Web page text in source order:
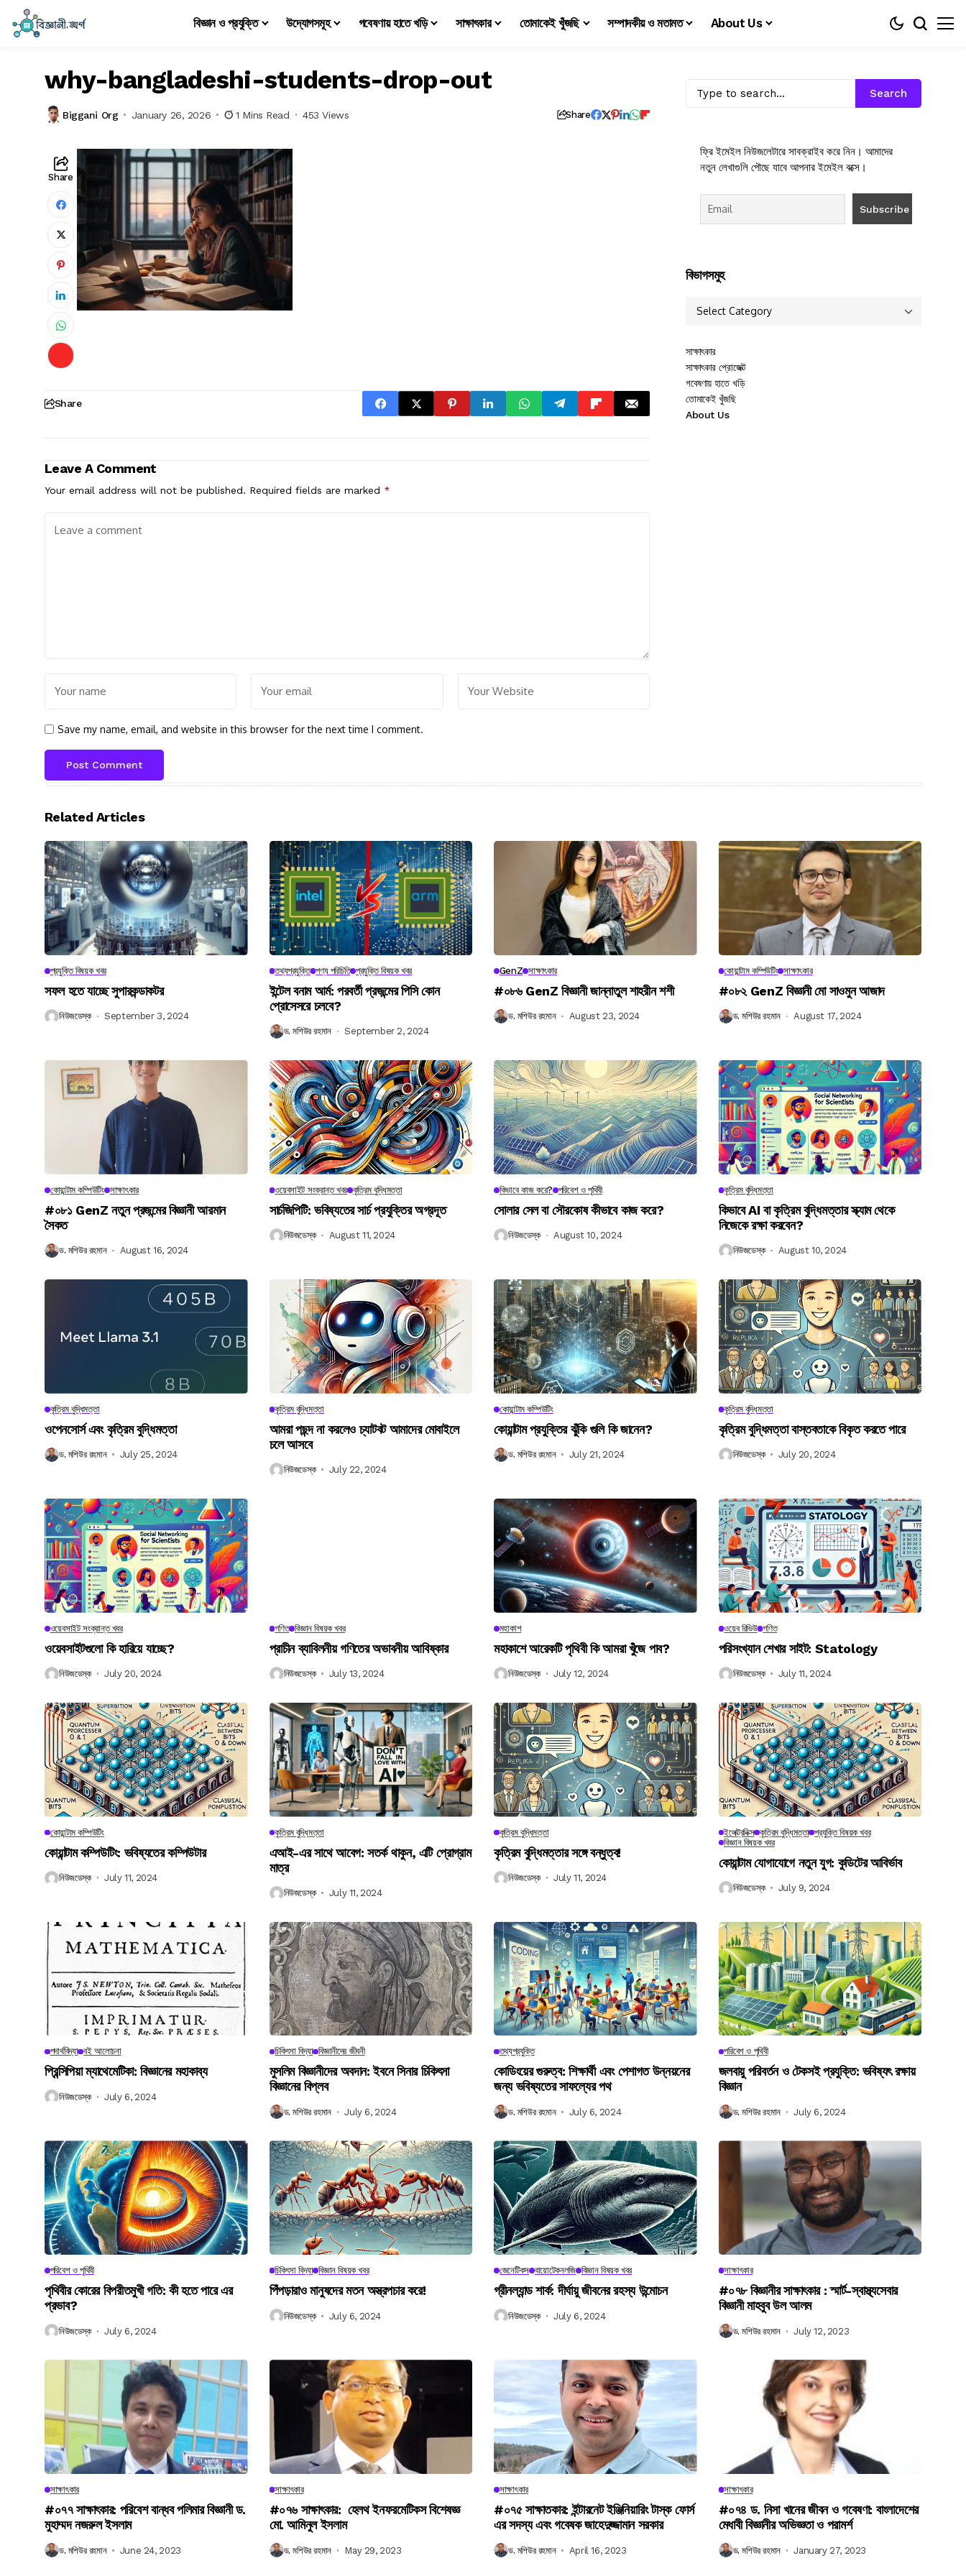
বিজ্ঞান ও প্রযুক্তি উদ্যোগসমূহ গবেষণায় হাতে খড়ি সাক্ষাৎকার তোমাকেই খুঁজছি সম্পাদকীয় ও মতামত About Us
why-bangladeshi-students-drop-out
Biggani Org January 26, 2026 1 Mins Read 453 Views Share
Share
Share
Leave A Comment
Your email address will not be published. Required fields are marked *
Save my name, email, and website in this browser for the next time I comment.
Search
ফ্রি ইমেইল নিউজলেটারে সাবক্রাইব করে নিন। আমাদের
নতুন লেখাগুলি পৌছে যাবে আপনার ইমেইল বক্সে।
বিভাগসমুহ
সাক্ষাৎকার
সাক্ষাৎকার প্রোজেক্ট
গবেষণায় হাতে খড়ি
তোমাকেই খুঁজছি
About Us
Related Articles
প্রযুক্তি বিষয়ক খবর
সফল হতে যাচ্ছে সুপারকন্ডাকটর
নিউজডেস্ক September 3, 2024
তথ্যপ্রযুক্তি পণ্য পরিচিতি প্রযুক্তি বিষয়ক খবর
ইন্টেল বনাম আর্ম: পরবর্তী প্রজন্মের পিসি কোন
প্রোসেসরে চলবে?
ড. মশিউর রহমান September 2, 2024
GenZ সাক্ষাৎকার
#০৮৬ GenZ বিজ্ঞানী জান্নাতুল শাহরীন শশী
ড. মশিউর রহমান August 23, 2024
কোয়ান্টাম কম্পিউটিং সাক্ষাৎকার
#০৮২ GenZ বিজ্ঞানী মো সাওমুন আজাদ
ড. মশিউর রহমান August 17, 2024
কোয়ান্টাম কম্পিউটিং সাক্ষাৎকার
#০৮১ GenZ নতুন প্রজন্মের বিজ্ঞানী আরমান
সৈকত
ড. মশিউর রহমান August 16, 2024
ওয়েবসাইট সংক্রান্ত খবর কৃত্রিম বুদ্ধিমত্তা
সার্চজিপিটি: ভবিষ্যতের সার্চ প্রযুক্তির অগ্রদূত
নিউজডেস্ক August 11, 2024
কিভাবে কাজ করে? পরিবেশ ও পৃথিবী
সোলার সেল বা সৌরকোষ কীভাবে কাজ করে?
নিউজডেস্ক August 10, 2024
কৃত্রিম বুদ্ধিমত্তা
কিভাবে AI বা কৃত্রিম বুদ্ধিমত্তার স্ক্যাম থেকে
নিজেকে রক্ষা করবেন?
নিউজডেস্ক August 10, 2024
কৃত্রিম বুদ্ধিমত্তা
ওপেনসোর্স এবং কৃত্রিম বুদ্ধিমত্তা
ড. মশিউর রহমান July 25, 2024
কৃত্রিম বুদ্ধিমত্তা
আমরা পছন্দ না করলেও চ্যাটবট আমাদের মোবাইলে
চলে আসবে
নিউজডেস্ক July 22, 2024
কোয়ান্টাম কম্পিউটিং
কোয়ান্টাম প্রযুক্তির ঝুঁকি গুলি কি জানেন?
ড. মশিউর রহমান July 21, 2024
কৃত্রিম বুদ্ধিমত্তা
কৃত্রিম বুদ্ধিমত্তা বাস্তবতাকে বিকৃত করতে পারে
নিউজডেস্ক July 20, 2024
ওয়েবসাইট সংক্রান্ত খবর
ওয়েবসাইটগুলো কি হারিয়ে যাচ্ছে?
নিউজডেস্ক July 20, 2024
গণিত বিজ্ঞান বিষয়ক খবর
প্রাচীন ব্যাবিলনীয় গণিতের অভাবনীয় আবিষ্কার
নিউজডেস্ক July 13, 2024
মহাকাশ
মহাকাশে আরেকটি পৃথিবী কি আমরা খুঁজে পাব?
নিউজডেস্ক July 12, 2024
ওয়েব রিভিউ গণিত
পরিসংখ্যান শেখার সাইট: Statology
নিউজডেস্ক July 11, 2024
কোয়ান্টাম কম্পিউটিং
কোয়ান্টাম কম্পিউটিং: ভবিষ্যতের কম্পিউটার
নিউজডেস্ক July 11, 2024
কৃত্রিম বুদ্ধিমত্তা
এআই-এর সাথে আবেগ: সতর্ক থাকুন, এটি প্রোগ্রাম
মাত্র
নিউজডেস্ক July 11, 2024
কৃত্রিম বুদ্ধিমত্তা
কৃত্রিম বুদ্ধিমত্তার সঙ্গে বন্ধুত্ব!
নিউজডেস্ক July 11, 2024
ইলেক্ট্রনিক্স কৃত্রিম বুদ্ধিমত্তা প্রযুক্তি বিষয়ক খবর
বিজ্ঞান বিষয়ক খবর
কোয়ান্টাম যোগাযোগে নতুন যুগ: কুডিটের আবির্ভাব
নিউজডেস্ক July 9, 2024
পদার্থবিদ্যা বই আলোচনা
প্রিন্সিপিয়া ম্যাথেমেটিকা: বিজ্ঞানের মহাকাব্য
নিউজডেস্ক July 6, 2024
চিকিৎসা বিদ্যা বিজ্ঞানীদের জীবনী
মুসলিম বিজ্ঞানীদের অবদান: ইবনে সিনার চিকিৎসা
বিজ্ঞানের বিপ্লব
ড. মশিউর রহমান July 6, 2024
তথ্যপ্রযুক্তি
কোডিংয়ের গুরুত্ব: শিক্ষার্থী এবং পেশাগত উন্নয়নের
জন্য ভবিষ্যতের সাফল্যের পথ
ড. মশিউর রহমান July 6, 2024
পরিবেশ ও পৃথিবী
জলবায়ু পরিবর্তন ও টেকসই প্রযুক্তি: ভবিষ্যৎ রক্ষায়
বিজ্ঞান
ড. মশিউর রহমান July 6, 2024
পরিবেশ ও পৃথিবী
পৃথিবীর কোরের বিপরীতমুখী গতি: কী হতে পারে এর
প্রভাব?
নিউজডেস্ক July 6, 2024
চিকিৎসা বিদ্যা বিজ্ঞান বিষয়ক খবর
পিঁপড়ারাও মানুষদের মতন অস্ত্রপচার করে!
নিউজডেস্ক July 6, 2024
জেনেটিকস বায়োটেকনলজি বিজ্ঞান বিষয়ক খবর
গ্রীনল্যান্ড শার্ক: দীর্ঘায়ু জীবনের রহস্য উন্মোচন
নিউজডেস্ক July 6, 2024
সাক্ষাৎকার
#০৭৮ বিজ্ঞানীর সাক্ষাৎকার : স্মার্ট-স্বাস্থ্যসেবার
বিজ্ঞানী মাহবুব উল আলম
ড. মশিউর রহমান July 12, 2023
সাক্ষাৎকার
#০৭৭ সাক্ষাৎকার: পরিবেশ বান্ধব পলিমার বিজ্ঞানী ড.
মুহাম্মদ নজরুল ইসলাম
ড. মশিউর রহমান June 24, 2023
সাক্ষাৎকার
#০৭৬ সাক্ষাৎকার: হেলথ ইনফরমেটিকস বিশেষজ্ঞ
মো. আমিনুল ইসলাম
ড. মশিউর রহমান May 29, 2023
সাক্ষাৎকার
#০৭৫ সাক্ষাতকার: ইন্টারনেট ইঞ্জিনিয়ারিং টাস্ক ফোর্স
এর সদস্য এবং গবেষক জাহেদুজ্জামান সরকার
ড. মশিউর রহমান April 16, 2023
সাক্ষাৎকার
#০৭৪ ড. নিসা খানের জীবন ও গবেষণা: বাংলাদেশের
মেধাবী বিজ্ঞানীর অভিজ্ঞতা ও পরামর্শ
ড. মশিউর রহমান January 27, 2023